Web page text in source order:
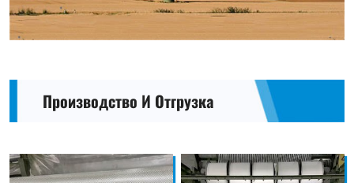
Производство И Отгрузка